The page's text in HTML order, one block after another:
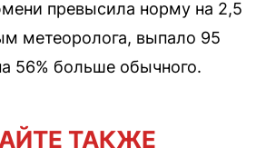
превысила норму на 2,5
метеоролога, выпало 95
56% больше обычного.
ТАКЖЕ